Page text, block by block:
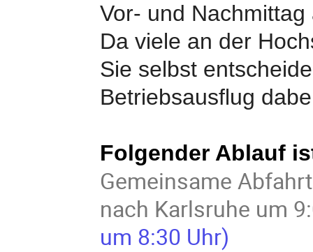
Vor- und
Da viele an der
Sie selbst
Betriebsausflug
Folgender Ablauf
Gemeinsame
nach Karlsruhe um
um 8:30 Uhr)